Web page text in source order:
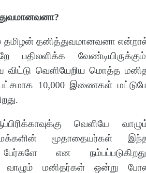
தமிழன் தனித்துவமானவனா
விட்டு வெளியேறிய மொத்த
10,000 இணைகள்
வெளியே
மூதாதையர்கள்
என
வாழும் மனிதர்கள் ஒன்று